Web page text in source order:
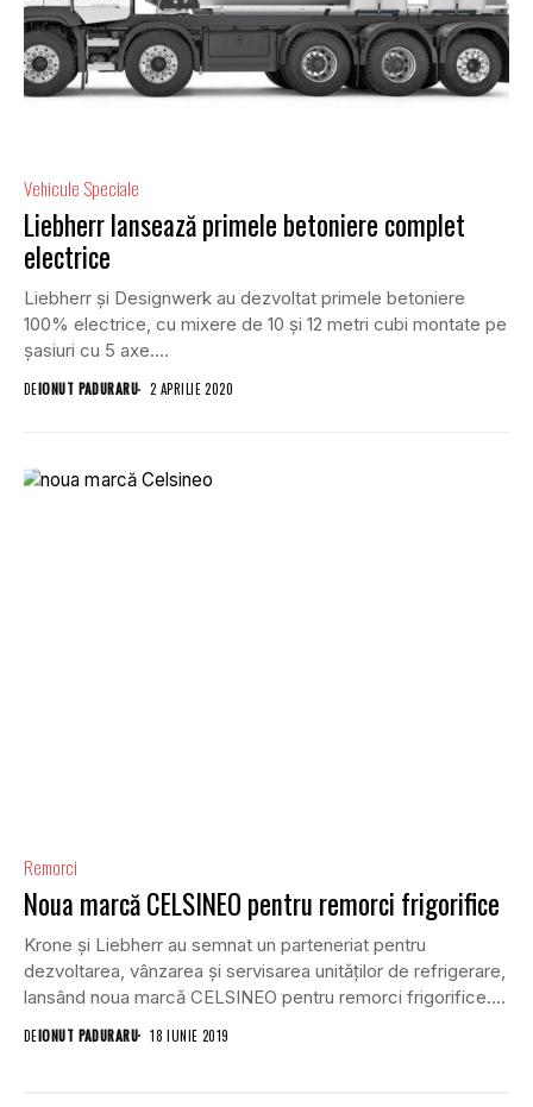
Vehicule Speciale
Liebherr lansează primele betoniere complet
electrice
Liebherr și Designwerk au dezvoltat primele betoniere
100% electrice, cu mixere de 10 și 12 metri cubi montate pe
șasiuri cu 5 axe....
DEIONUT PADURARU 2 APRILIE 2020
Remorci
Noua marcă CELSINEO pentru remorci frigorifice
Krone și Liebherr au semnat un parteneriat pentru
dezvoltarea, vânzarea și servisarea unităților de refrigerare,
lansând noua marcă CELSINEO pentru remorci frigorifice.
DEIONUT PADURARU 18 IUNIE 2019